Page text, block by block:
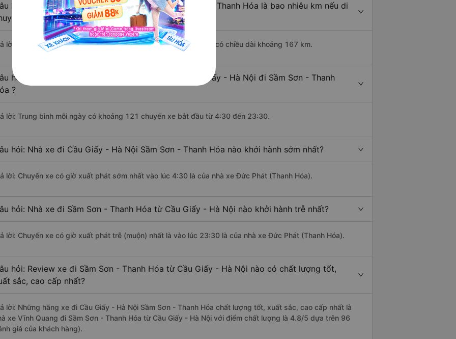
hỏi: Khoảng cách từ Cầu Giấy - Hà Nội đi Sầm Sơn - Thanh Hóa là bao nhiêu km nếu di
bằng xe khách?
lời: Đoạn đường đi Sầm Sơn - Thanh Hóa từ Cầu Giấy - Hà Nội có chiều dài khoảng 167 km.
hỏi: Mỗi ngày có bao nhiêu chuyến xe khách Cầu Giấy - Hà Nội đi Sầm Sơn - Thanh
?
lời: Trung bình mỗi ngày có khoảng 121 chuyến xe bắt đầu từ 4:30 đến 23:30.
hỏi: Nhà xe đi Cầu Giấy - Hà Nội Sầm Sơn - Thanh Hóa nào khởi hành sớm nhất?
lời: Chuyến xe có giờ xuất phát sớm nhất vào lúc 4:30 là của nhà xe Đức Phát (Thanh Hóa).
hỏi: Nhà xe đi Sầm Sơn - Thanh Hóa từ Cầu Giấy - Hà Nội nào khởi hành trễ nhất?
lời: Chuyến xe có giờ xuất phát trễ (muộn) nhất là vào lúc 23:30 là của nhà xe Đức Phát (Thanh Hóa).
hỏi: Review xe đi Sầm Sơn - Thanh Hóa từ Cầu Giấy - Hà Nội nào có chất lượng tốt,
sắc, cao cấp nhất?
lời: Những hãng xe đi Cầu Giấy - Hà Nội Sầm Sơn - Thanh Hóa chất lượng tốt, xuất sắc, cao cấp nhất là
xe Vĩnh Quang đi Sầm Sơn - Thanh Hóa từ Cầu Giấy - Hà Nội với điểm chất lượng là 4.8/5 dựa trên 96
giá của khách hàng).